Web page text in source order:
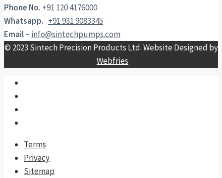
Phone No. +91 120 4176000
Whatsapp. +91 931 9083345
Email – info@sintechpumps.com
© 2023 Sintech Precision Products Ltd. Website Designed by
Webfries
Terms
Privacy
Sitemap